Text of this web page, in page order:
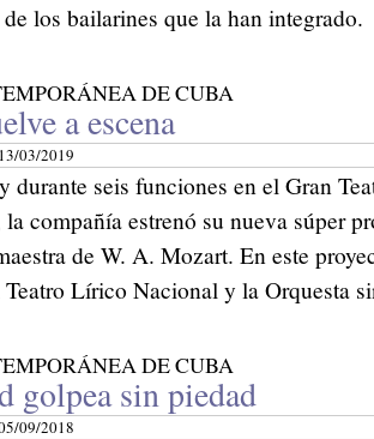
los bailarines que la han integrado.
DE CUBA
a escena
03/2019
durante seis funciones en el Gran
compañía estrenó su nueva súper
de W. A. Mozart. En este
Lírico Nacional y la Orquesta
DE CUBA
golpea sin piedad
09/2018